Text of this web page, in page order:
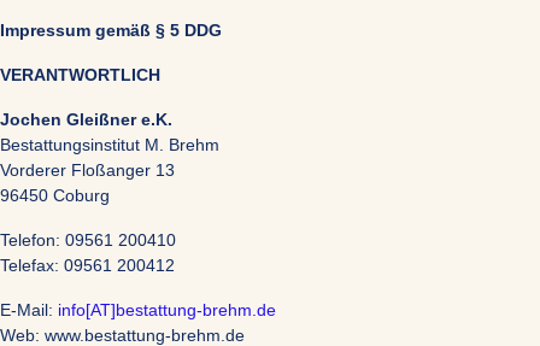
Impressum gemäß § 5 DDG
VERANTWORTLICH
Jochen Gleißner e.K.
Bestattungsinstitut M. Brehm
Vorderer Floßanger 13
96450 Coburg
Telefon: 09561 200410
Telefax: 09561 200412
E-Mail: info[AT]bestattung-brehm.de
Web: www.bestattung-brehm.de